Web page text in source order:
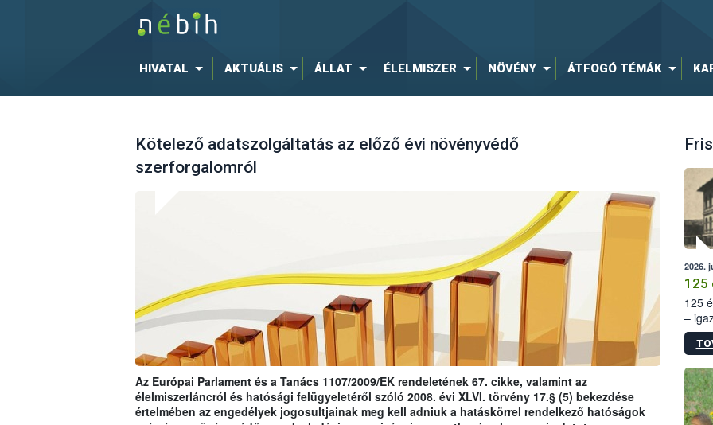
HIVATAL AKTUÁLIS ÁLLAT ÉLELMISZER NÖVÉNY ÁTFOGÓ TÉMÁK
Kötelező adatszolgáltatás az előző évi növényvédő
szerforgalomról
Az Európai Parlament és a Tanács 1107/2009/EK rendeletének 67. cikke, valamint az
élelmiszerláncról és hatósági felügyeletéről szóló 2008. évi XLVI. törvény 17.§ (5) bekezdése
értelmében az engedélyek jogosultjainak meg kell adniuk a hatáskörrel rendelkező hatóságok
2026.
125
125
–
15.